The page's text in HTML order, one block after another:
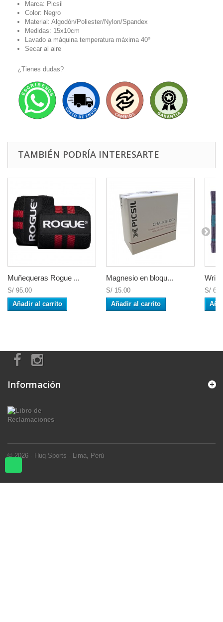
Marca: Picsil
Color: Negro
Material: Algodón/Poliester/Nylon/Spandex
Medidas: 15x10cm
Lavado a máquina temperatura máxima 40º
Secar al aire
¿Tienes dudas?
TAMBIÉN PODRÍA INTERESARTE
Muñequeras Rogue ...
S/ 95.00
Añadir al carrito
Magnesio en bloqu...
S/ 15.00
Añadir al carrito
S/
Información
© 2026 - Huq Sports - Lima, Perú